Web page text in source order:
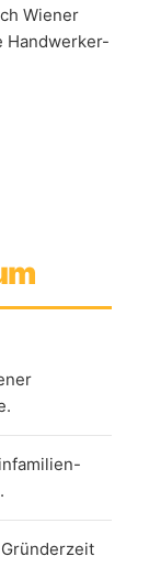
Wiener
Handwerker-